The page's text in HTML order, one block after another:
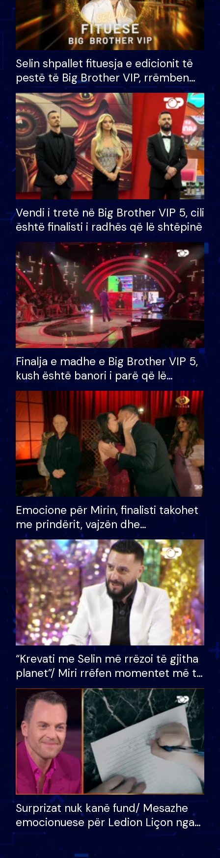
Selin shpallet fituesja e edicionit të
pestë të Big Brother VIP, rrëmben
çmimin e madh prej 100 mijë eurosh
Vendi i tretë në Big Brother VIP 5, cili
është finalisti i radhës që lë shtëpinë
Finalja e madhe e Big Brother VIP 5,
kush është banori i parë që lë
shtëpinë dhe humb mundësinë për
të fituar çmimin e madh
Emocione për Mirin, finalisti takohet
me prindërit, vajzën dhe
bashkëshorten: S’kemi ndonjë letër
divorci apo jo?
“Krevati me Selin më rrëzoi të gjitha
planet”/ Miri rrëfen momentet më të
bukura në shtëpinë e BB VIP: Do më
mungojë zilja e mëngjesit kur…
Surprizat nuk kanë fund/ Mesazhe
emocionuese për Ledion Liçon nga
nëna dhe fëmijët e tij, moderatori
nuk i mban dot lotët: Nuk meritoj…